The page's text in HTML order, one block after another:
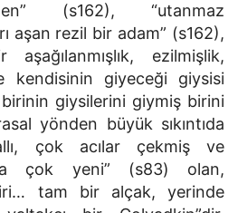
(s162), “utanmaz
aşan rezil bir adam” (s162),
aşağılanmışlık, ezilmişlik,
kendisinin giyeceği giysisi
birinin giysilerini giymiş birini
yönden büyük sıkıntıda
çok acılar çekmiş ve
çok yeni” (s83) olan,
tam bir alçak, yerinde